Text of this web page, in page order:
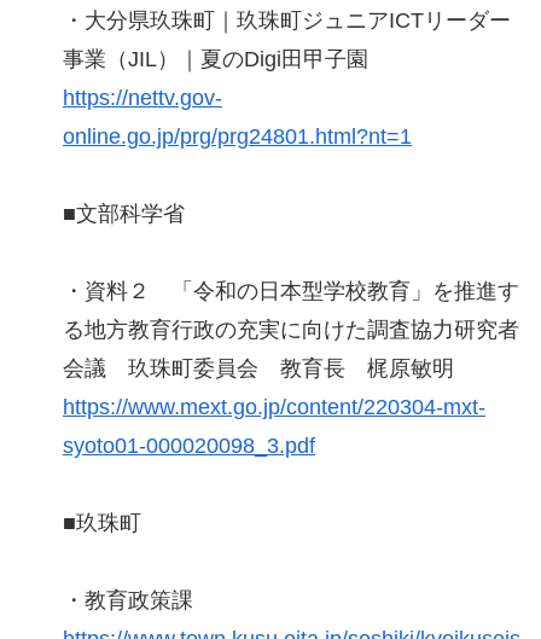
・大分県玖珠町｜玖珠町ジュニアICTリーダー
事業（JIL）｜夏のDigi田甲子園
https://nettv.gov-
online.go.jp/prg/prg24801.html?nt=1
■文部科学省
・資料２ 「令和の日本型学校教育」を推進す
る地方教育行政の充実に向けた調査協力研究者
会議 玖珠町委員会 教育長 梶原敏明
https://www.mext.go.jp/content/220304-mxt-
syoto01-000020098_3.pdf
■玖珠町
・教育政策課